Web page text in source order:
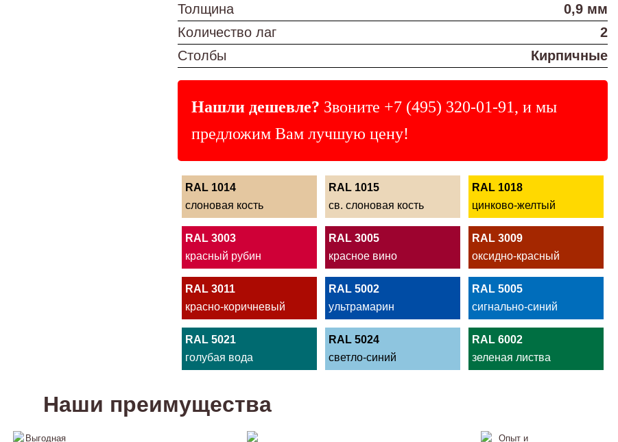
Толщина
0,9 мм
Количество лаг
2
Столбы
Кирпичные
Нашли дешевле? Звоните +7 (495) 320-01-91, и мы
предложим Вам лучшую цену!
RAL 1014
слоновая кость
RAL 1015
св. слоновая кость
RAL 1018
цинково-желтый
RAL 3003
красный рубин
RAL 3005
красное вино
RAL 3009
оксидно-красный
RAL 3011
красно-коричневый
RAL 5002
ультрамарин
RAL 5005
сигнально-синий
RAL 5021
голубая вода
RAL 5024
светло-синий
RAL 6002
зеленая листва
Наши преимущества